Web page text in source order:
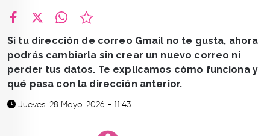
Si tu dirección de correo Gmail no te gusta, ahora
podrás cambiarla sin crear un nuevo correo ni
perder tus datos. Te explicamos cómo funciona y
qué pasa con la dirección anterior.
Jueves, 28 Mayo, 2026 - 11:43